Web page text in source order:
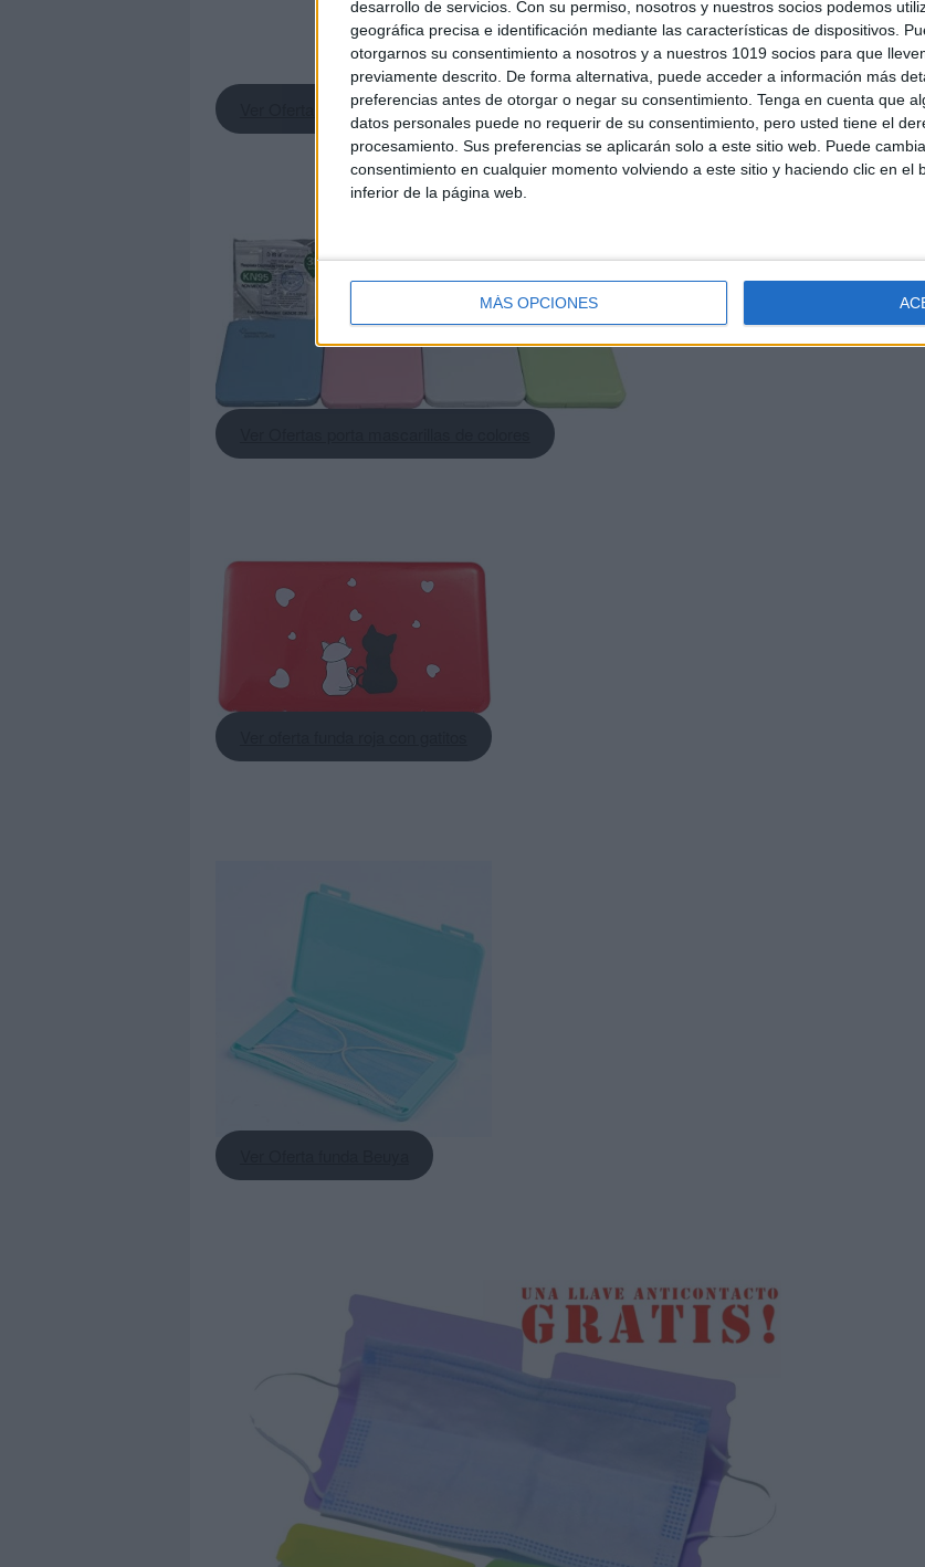
desarrollo de servicios. Con su permiso, nosotros y nuestros socios podemos
geográfica precisa e identificación mediante las características de dispositivos.
otorgarnos su consentimiento a nosotros y a nuestros 1019 socios para que
previamente descrito. De forma alternativa, puede acceder a información más
preferencias antes de otorgar o negar su consentimiento. Tenga en cuenta que
datos personales puede no requerir de su consentimiento, pero usted tiene el
procesamiento. Sus preferencias se aplicarán solo a este sitio web. Puede
consentimiento en cualquier momento volviendo a este sitio y haciendo clic en el
inferior de la página web.
MÁS OPCIONES
Ver Oferta de fundas con dibujos